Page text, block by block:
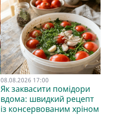
08.08.2026 17:00
Як заквасити помідори
вдома: швидкий рецепт
із консервованим хріном